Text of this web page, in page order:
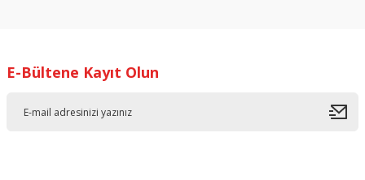
Ürün resmi kalitesiz, bozuk veya görüntülenemiyor.
E-Bültene Kayıt Olun